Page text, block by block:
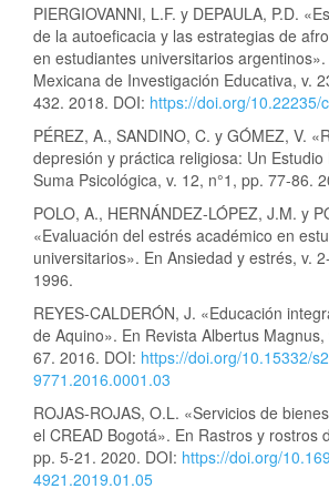
PIERGIOVANNI, L.F. y DEPAULA, P.D.
de la autoeficacia y las estrategias de
en estudiantes universitarios
Mexicana de Investigación Educativa, v.
432. 2018. DOI: https://doi.org/10.22235/
PÉREZ, A., SANDINO, C. y GÓMEZ, V.
depresión y práctica religiosa: Un Estudio
Suma Psicológica, v. 12, n°1, pp. 77-86.
POLO, A., HERNÁNDEZ-LÓPEZ, J.M. y
«Evaluación del estrés académico en
universitarios». En Ansiedad y estrés, v.
1996.
REYES-CALDERÓN, J. «Educación
de Aquino». En Revista Albertus Magnus,
67. 2016. DOI: https://doi.org/10.15332/
9771.2016.0001.03
ROJAS-ROJAS, O.L. «Servicios de
el CREAD Bogotá». En Rastros y rostros
pp. 5-21. 2020. DOI: https://doi.org/
4921.2019.01.05